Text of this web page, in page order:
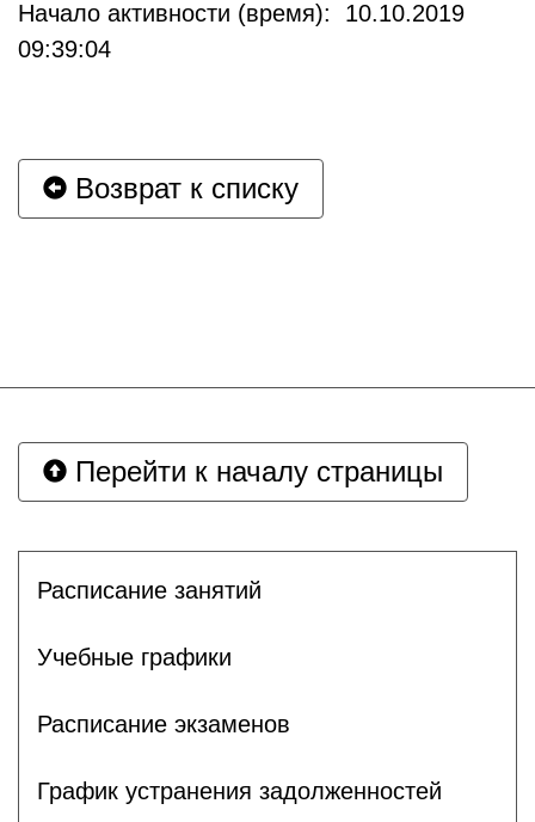
Начало активности (время): 10.10.2019
09:39:04
Возврат к списку
Перейти к началу страницы
Расписание занятий
Учебные графики
Расписание экзаменов
График устранения задолженностей